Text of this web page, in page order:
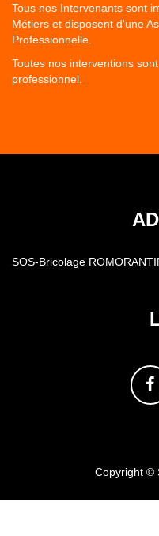
Tous nos Intervenants sont
Métiers et disposent d'une
Professionnelle.
Toutes nos interventions
professionnel.
SOS-Bricolage
Copyright ©